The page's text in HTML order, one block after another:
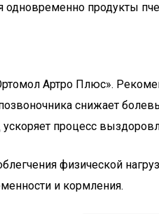
продукты
Артро Плюс».
снижает
процесс
физической
и кормления.